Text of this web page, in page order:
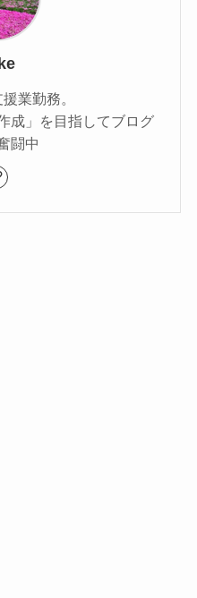
業勤務。
成」を目指してブログ
闘中